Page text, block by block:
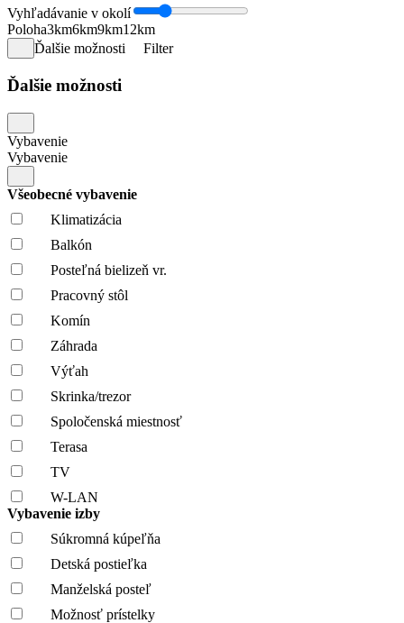
Vyhľadávanie v okolí
Poloha3km6km9km12km
Ďalšie možnosti
Filter
Ďalšie možnosti
Vybavenie
Vybavenie
Všeobecné vybavenie
Klimatizácia
Balkón
Posteľná bielizeň vr.
Pracovný stôl
Komín
Záhrada
Výťah
Skrinka/trezor
Spoločenská miestnosť
Terasa
TV
W-LAN
Vybavenie izby
Súkromná kúpeľňa
Detská postieľka
Manželská posteľ
Možnosť prístelky